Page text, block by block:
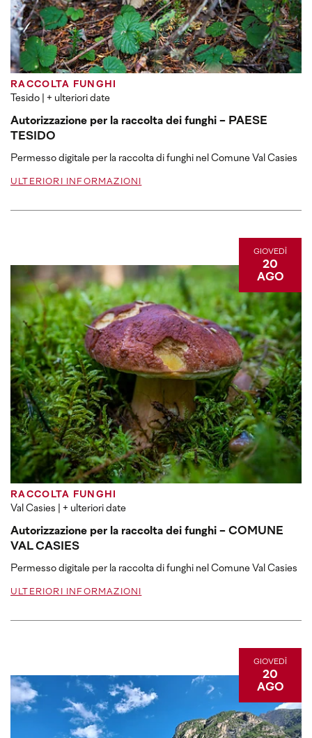
RACCOLTA FUNGHI
Tesido | + ulteriori date
Autorizzazione per la raccolta dei funghi - PAESE
TESIDO
Permesso digitale per la raccolta di funghi nel Comune Val Casies
ULTERIORI INFORMAZIONI
GIOVEDÌ
20
AGO
RACCOLTA FUNGHI
Val Casies | + ulteriori date
Autorizzazione per la raccolta dei funghi - COMUNE
VAL CASIES
Permesso digitale per la raccolta di funghi nel Comune Val Casies
ULTERIORI INFORMAZIONI
GIOVEDÌ
20
AGO